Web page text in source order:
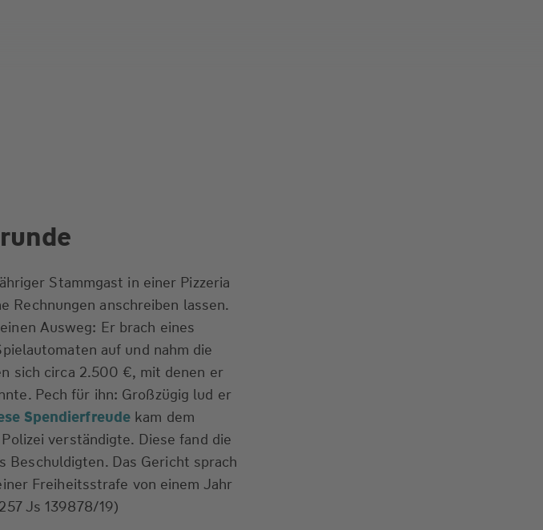
Stammgast in einer Pizzeria
Rechnungen anschreiben lassen.
Ausweg: Er brach eines
auf und nahm die
sich circa 2.500 €, mit denen er
Pech für ihn: Großzügig lud er
Spendierfreude kam dem
verständigte. Diese fand die
Beschuldigten. Das Gericht sprach
Freiheitsstrafe von einem Jahr
Js 139878/19)